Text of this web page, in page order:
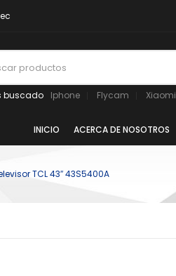
buscado Iphone Flycam Xiaomi
INICIO ACERCA DE NOSOTROS
TCL 43″ 43S5400A